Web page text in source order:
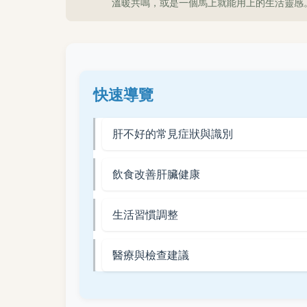
快速導覽
肝不好的常見症狀與識別
飲食改善肝臟健康
生活習慣調整
醫療與檢查建議